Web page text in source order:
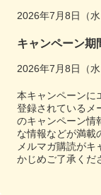
2026年7月8日（
キャンペーン期
2026年7月8日（
本キャンペーンに
登録されているメ
のキャンペーン情
な情報などが満載
メルマガ購読が
かじめご了承くだ